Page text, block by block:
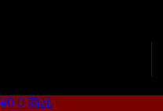
¥0 0 商品